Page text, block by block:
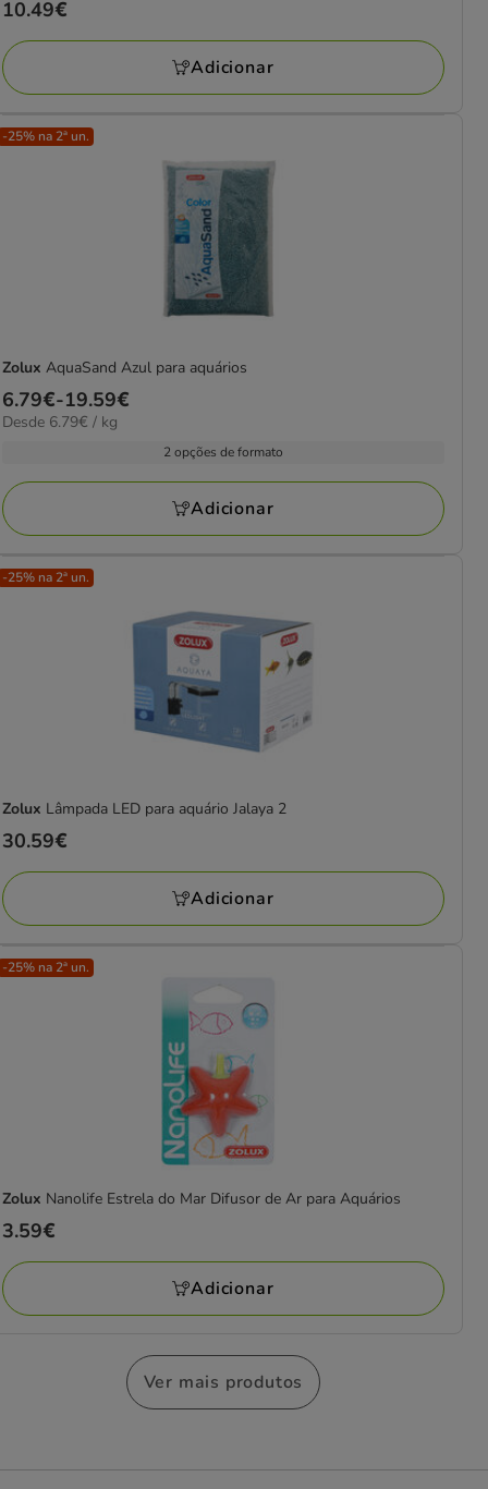
Preço
10.49€
10.49€
Adicionar
-25% na 2ª un.
Zolux AquaSand Azul para aquários
Preço
de
19.59€
6.79€-19.59€
6.79€
Desde 6.79€ / kg
2 opções de formato
Adicionar
-25% na 2ª un.
Zolux Lâmpada LED para aquário Jalaya 2
Preço
30.59€
30.59€
Adicionar
-25% na 2ª un.
Zolux Nanolife Estrela do Mar Difusor de Ar para Aquários
Preço
3.59€
3.59€
Adicionar
Ver mais produtos